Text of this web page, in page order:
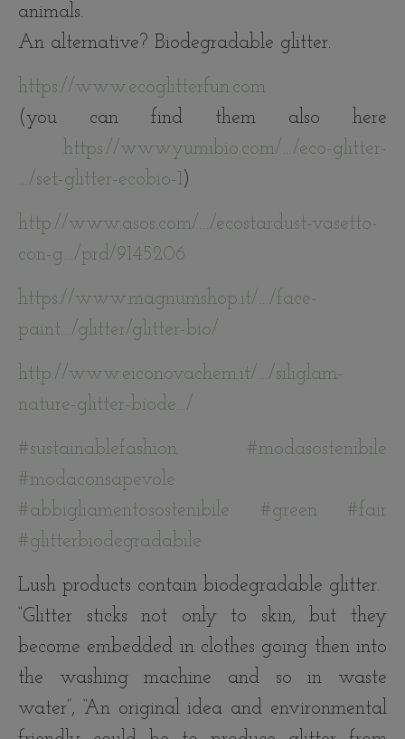
animals.
An alternative? Biodegradable glitter.
https://www.ecoglitterfun.com
(you can find them also here
https://www.yumibio.com/…/eco-glitter-
…/set-glitter-ecobio-1)
http://www.asos.com/…/ecostardust-vasetto-
con-g…/prd/9145206
https://www.magnumshop.it/…/face-
paint…/glitter/glitter-bio/
http://www.eiconovachem.it/…/siliglam-
nature-glitter-biode…/
#sustainablefashion
#modasostenibile
#modaconsapevole
#abbigliamentosostenibile
#green
#fair
#glitterbiodegradabile
Lush products contain biodegradable glitter.
“Glitter sticks not only to skin, but they
become embedded in clothes going then into
the washing machine and so in waste
water”, “An original idea and environmental